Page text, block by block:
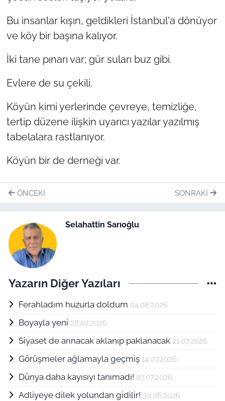
Bu insanlar kışın, geldikleri İstanbul'a dönüyor
ve köy bir başına kalıyor.
İki tane pınarı var; gür suları buz gibi.
Evlere de su çekili.
Köyün kimi yerlerinde çevreye, temizliğe,
tertip düzene ilişkin uyarıcı yazılar yazılmış
tabelalara rastlanıyor.
Köyün bir de derneği var.
ÖNCEKI SONRAKI
Selahattin Sarıoğlu
Yazarın Diğer Yazıları
Ferahladım huzurla doldum 04.08.2026
Boyayla yeni 28.07.2026
Siyaset de arınacak aklanıp paklanacak 21.07.2026
Görüşmeler ağlamayla geçmiş 14.07.2026
Dünya daha kayısıyı tanımadı! 07.07.2026
Adliyeye dilek yolundan gidilir! 30.06.2026